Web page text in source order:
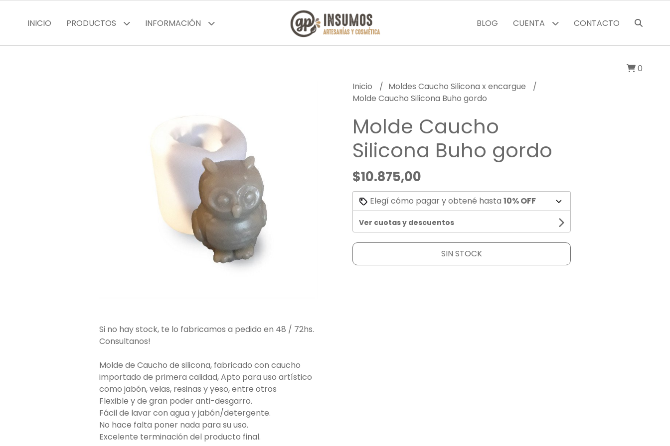
INICIO PRODUCTOS INFORMACIÓN BLOG CUENTA CONTACTO
0
Si no hay stock, te lo fabricamos a pedido en 48 / 72hs.
Consultanos!
Molde de Caucho de silicona, fabricado con caucho
importado de primera calidad, Apto para uso artístico
como jabón, velas, resinas y yeso, entre otros
Flexible y de gran poder anti-desgarro.
Fácil de lavar con agua y jabón/detergente.
No hace falta poner nada para su uso.
Excelente terminación del producto final.
Inicio
Moldes Caucho Silicona x encargue
Molde Caucho Silicona Buho gordo
Molde Caucho
Silicona Buho gordo
$10.875,00
Elegí cómo pagar y obtené hasta 10% OFF
Ver cuotas y descuentos
SIN STOCK